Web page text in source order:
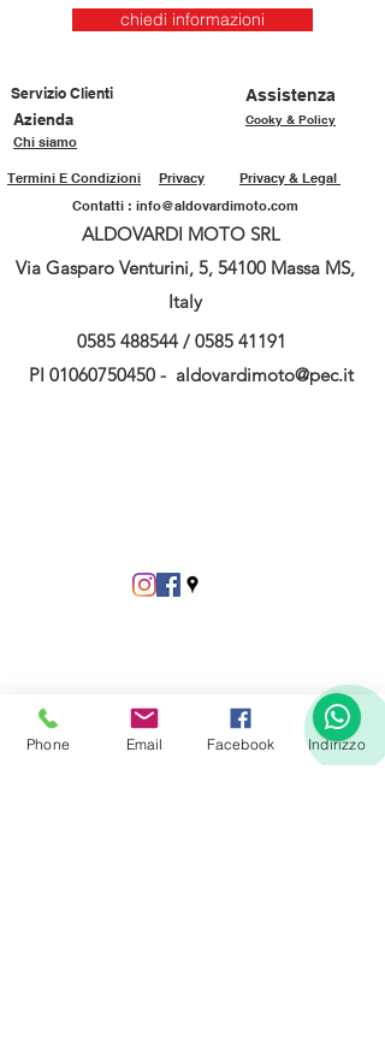
chiedi informazioni
Servizio Clienti
Assistenza
Azienda
Cooky & Policy
Chi siamo
Privacy & Legal
Privacy
Termini E Condizioni
Contatti : info@aldovardimoto.com
ALDOVARDI MOTO SRL
Via Gasparo Venturini, 5, 54100 Massa MS,
Italy
0585 488544 / 0585 41191
PI 01060750450 - aldovardimoto@pec.it
Phone Email Facebook Indirizzo